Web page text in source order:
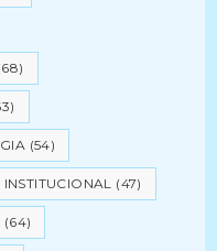
(54)
(47)
(64)